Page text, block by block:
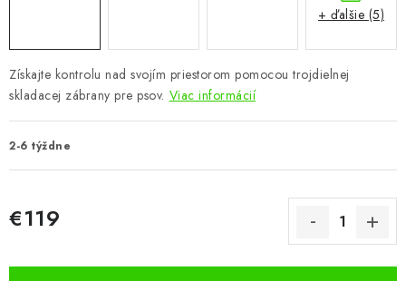
Reklamácie a odstúpenie od zmluvy
Získajte kontrolu nad svojím priestorom pomocou trojdielnej
skladacej zábrany pre psov. Viac informácií
2-6 týždne
€119
+ ďalšie (5)